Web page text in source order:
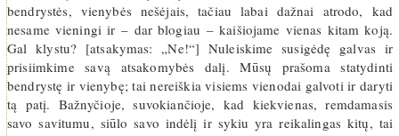
bendrystės, vienybės nešėjais, tačiau labai dažnai atrodo, kad
nesame vieningi ir – dar blogiau – kaišiojame vienas kitam koją.
Gal klystu? [atsakymas: „Ne!“] Nuleiskime susigėdę galvas ir
prisiimkime savą atsakomybės dalį. Mūsų prašoma statydinti
bendrystę ir vienybę; tai nereiškia visiems vienodai galvoti ir daryti
tą patį. Bažnyčioje, suvokiančioje, kad kiekvienas, remdamasis
savo savitumu, siūlo savo indėlį ir sykiu yra reikalingas kitų, tai